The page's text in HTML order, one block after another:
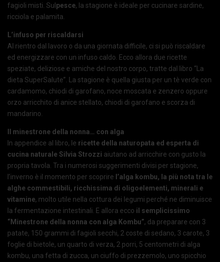
fagioli misti. Sul pesce, la stagione è ideale per cucinare sardine,
ricciola e palamita.
L’infuso per riscaldarsi
Al rientro dal lavoro o da una giornata difficile, ci si può riscaldare
ed energizzare con un infuso caldo. Ecco allora due ricette
speziate, deliziose e amiche del nostro corpo, tratte dal libro “La
dieta SuperSalute”. La stagione è quella giusta per un tè verde con
cardamomo, chiodi di garofano, noce moscata e zenzero oppure
orzo arricchito di anice stellato, chiodi di garofano e scorza di
mandarino.
Il minestrone della nonna… con alga
In appendice al libro, le ricette della naturopata ed esperta di
cucina naturale Silvia Strozzi aiutano ad arricchire con gusto la
propria tavola. Tra i numerosi suggerimenti divisi per stagione,
l’inverno è il momento per scoprire l’alga kombu, la più nota tra le
alghe commestibili, ricchissima di oligoelementi, minerali e
vitamine, molto utile nella cottura dei legumi perché ne diminuisce
la fermentazione intestinali. E allora ecco il semplicissimo
“Minestrone della nonna con alga Kombu”, da preparare con 3
patate, 150 grammi di fagioli secchi, 2 coste di sedano, 3 carote, 3
foglie di bietole, un quarto di verza, 2 porri, 5 centometri di alga
kombu, una fetta di zucca, un ciuffo di prezzemolo, uno spicchio